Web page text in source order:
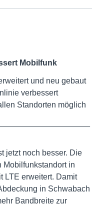
Mobilfunk
und neu gebaut
verbessert
Standorten möglich
jetzt noch besser. Die
Mobilfunkstandort in
LTE erweitert. Damit
in Schwabach
Bandbreite zur